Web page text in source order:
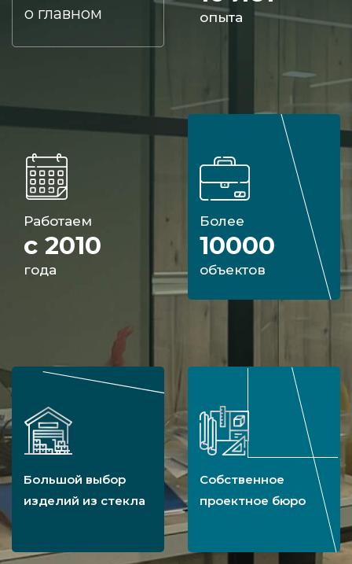
о главном опыта
Работаем
с 2010
года
Более
10000
объектов
Большой выбор
изделий из стекла
Собственное
проектное бюро